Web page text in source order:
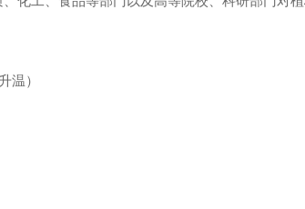
）
射
）
温